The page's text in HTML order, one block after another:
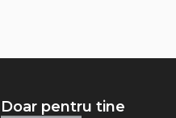
Doar pentru tine